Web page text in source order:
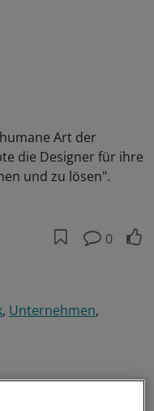
Art der
die Designer für ihre
und zu lösen".
0
Unternehmen